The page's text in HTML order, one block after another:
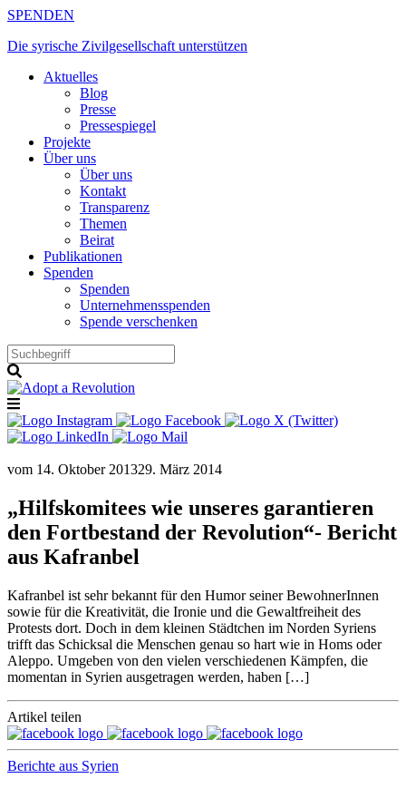
Zum
springen
SPENDEN
Die syrische Zivilgesellschaft unterstützen
Aktuelles
Blog
Presse
Pressespiegel
Projekte
Über uns
Über uns
Kontakt
Transparenz
Themen
Beirat
Publikationen
Spenden
Spenden
Unternehmensspenden
Spende verschenken
vom 14. Oktober 201329. März 2014
„Hilfskomitees wie unseres garantieren
den Fortbestand der Revolution“- Bericht
aus Kafranbel
Kafranbel ist sehr bekannt für den Humor seiner BewohnerInnen
sowie für die Kreativität, die Ironie und die Gewaltfreiheit des
Protests dort. Doch in dem kleinen Städtchen im Norden Syriens
trifft das Schicksal die Menschen genau so hart wie in Homs oder
Aleppo. Umgeben von den vielen verschiedenen Kämpfen, die
momentan in Syrien ausgetragen werden, haben […]
Artikel teilen
Berichte aus Syrien